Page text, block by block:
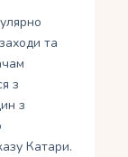
та
з
з
Катари.